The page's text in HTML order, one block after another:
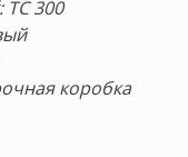
: TC 300
коробка